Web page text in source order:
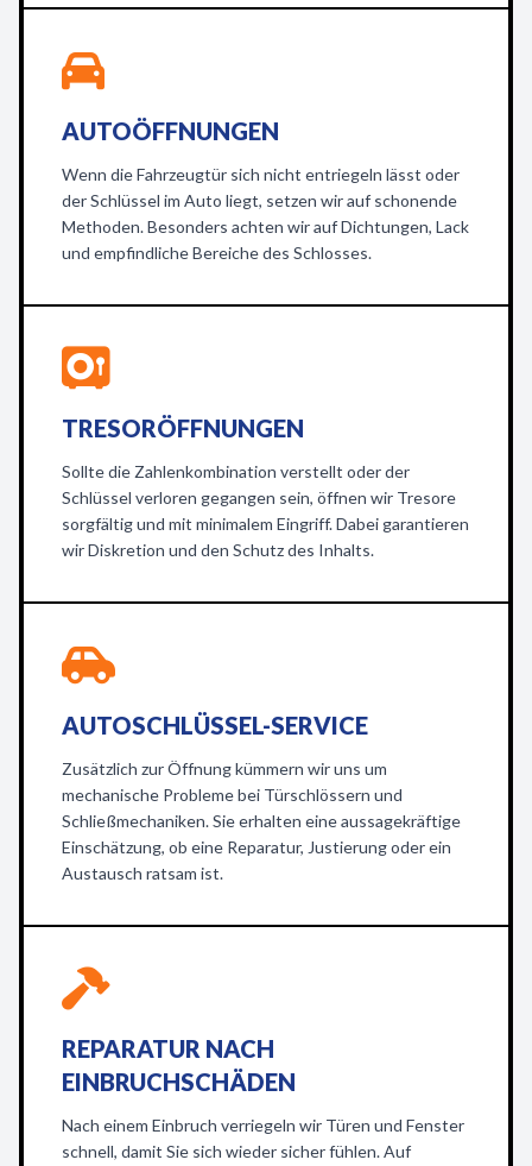
AUTOÖFFNUNGEN
Wenn die Fahrzeugtür sich nicht entriegeln lässt oder
der Schlüssel im Auto liegt, setzen wir auf schonende
Methoden. Besonders achten wir auf Dichtungen, Lack
und empfindliche Bereiche des Schlosses.
TRESORÖFFNUNGEN
Sollte die Zahlenkombination verstellt oder der
Schlüssel verloren gegangen sein, öffnen wir Tresore
sorgfältig und mit minimalem Eingriff. Dabei garantieren
wir Diskretion und den Schutz des Inhalts.
AUTOSCHLÜSSEL-SERVICE
Zusätzlich zur Öffnung kümmern wir uns um
mechanische Probleme bei Türschlössern und
Schließmechaniken. Sie erhalten eine aussagekräftige
Einschätzung, ob eine Reparatur, Justierung oder ein
Austausch ratsam ist.
REPARATUR NACH
EINBRUCHSCHÄDEN
Nach einem Einbruch verriegeln wir Türen und Fenster
schnell, damit Sie sich wieder sicher fühlen. Auf